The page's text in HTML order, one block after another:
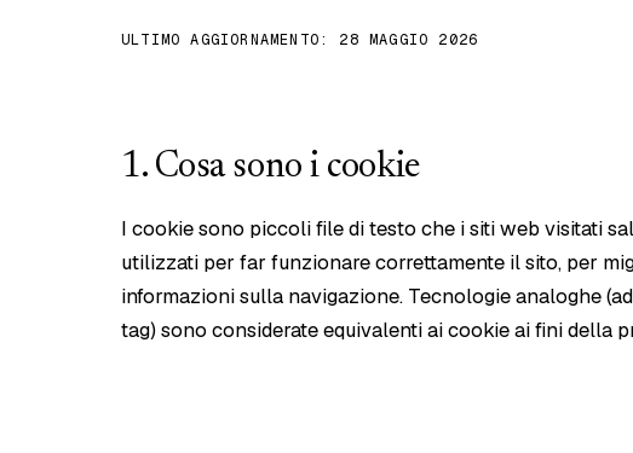
ULTIMO AGGIORNAMENTO: 28 MAGGIO 2026
1. Cosa sono i cookie
I cookie sono piccoli file di testo che i siti web visitati
utilizzati per far funzionare correttamente il sito, per
informazioni sulla navigazione. Tecnologie analoghe
tag) sono considerate equivalenti ai cookie ai fini della